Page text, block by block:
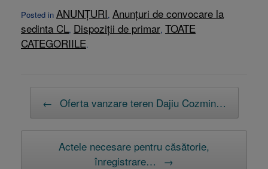
Posted in ANUNȚURI, Anunțuri de convocare la
sedinta CL, Dispoziții de primar, TOATE
CATEGORIILE.
← Oferta vanzare teren Dajiu Cozmin…
Actele necesare pentru căsătorie,
înregistrare…
→